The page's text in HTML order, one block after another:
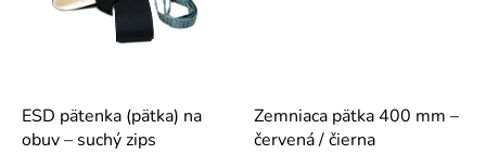
ESD pätenka (pätka) na
obuv – suchý zips
Zemniaca pätka 400 mm –
červená / čierna